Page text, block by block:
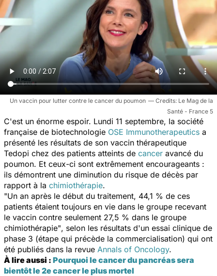
Un vaccin pour lutter contre le cancer du poumon
Le Mag de la
Santé - France 5
C'est un énorme espoir. Lundi 11 septembre, la société
française de biotechnologie OSE Immunotherapeutics a
présenté les résultats de son vaccin thérapeutique
Tedopi chez des patients atteints de cancer avancé du
poumon. Et ceux-ci sont extrêmement encourageants :
ils démontrent une diminution du risque de décès par
rapport à la chimiothérapie.
"Un an après le début du traitement, 44,1 % de ces
patients étaient toujours en vie dans le groupe recevant
le vaccin contre seulement 27,5 % dans le groupe
chimiothérapie", selon les résultats d'un essai clinique de
phase 3 (étape qui précède la commercialisation) qui ont
été publiés dans la revue Annals of Oncology.
À lire aussi : Pourquoi le cancer du pancréas sera
bientôt le 2e cancer le plus mortel